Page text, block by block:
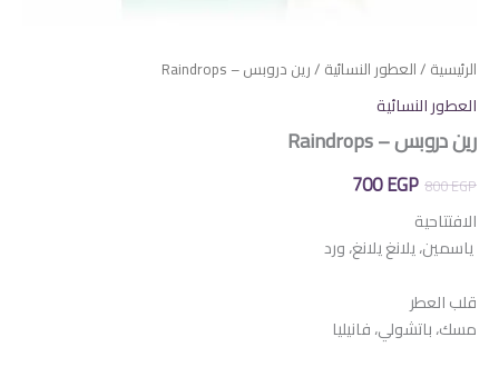
الرئيسية /العطور النسائية / رين دروبس – Raindrops
العطور النسائية
رين دروبس – Raindrops
800EGP
السعر
الأصلي
هو:
800 EGP.
700EGP
هو:
الافتتاحية
ياسمين، يلانغ يلانغ، ورد
قلب العطر
مسك، باتشولي، فانيليا